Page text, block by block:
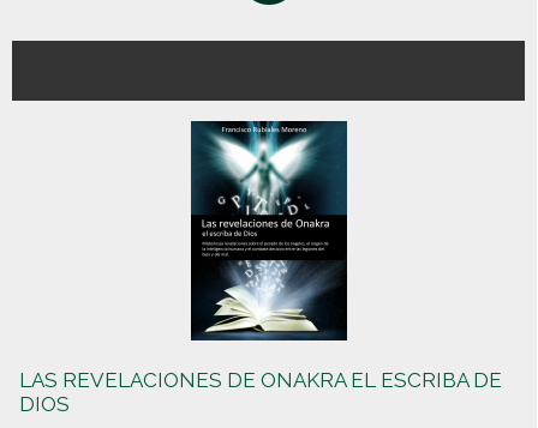
LAS REVELACIONES DE ONAKRA EL ESCRIBA DE
DIOS